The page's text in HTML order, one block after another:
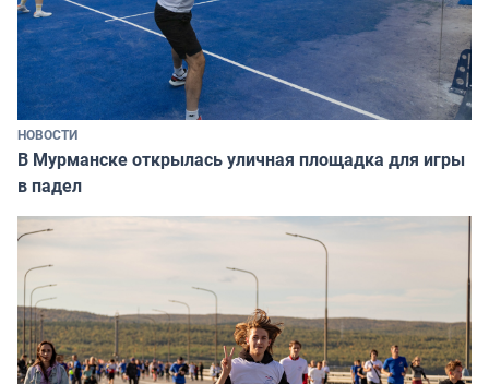
НОВОСТИ
В Мурманске открылась уличная площадка для игры
в падел